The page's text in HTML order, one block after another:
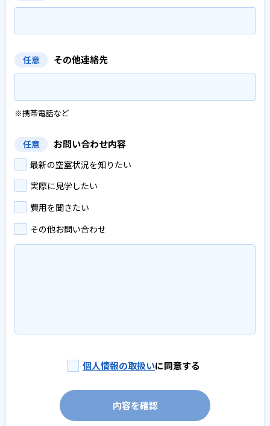
任意 その他連絡先
※携帯電話など
任意 お問い合わせ内容
最新の空室状況を知りたい
実際に見学したい
費用を聞きたい
その他お問い合わせ
個人情報の取扱いに同意する
内容を確認